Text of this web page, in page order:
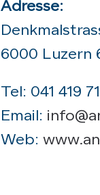
Adresse:
6000 Luzern
Tel: 041 419 71
Email:
Web: